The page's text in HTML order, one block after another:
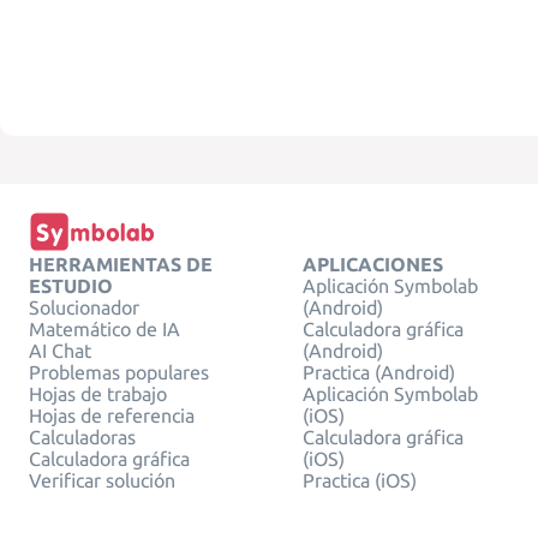
HERRAMIENTAS DE
ESTUDIO
Solucionador
Matemático de IA
AI Chat
Problemas populares
Hojas de trabajo
Hojas de referencia
Calculadoras
Calculadora gráfica
Verificar solución
APLICACIONES
Aplicación Symbolab
(Android)
Calculadora gráfica
(Android)
Practica (Android)
Aplicación Symbolab
(iOS)
Calculadora gráfica
(iOS)
Practica (iOS)